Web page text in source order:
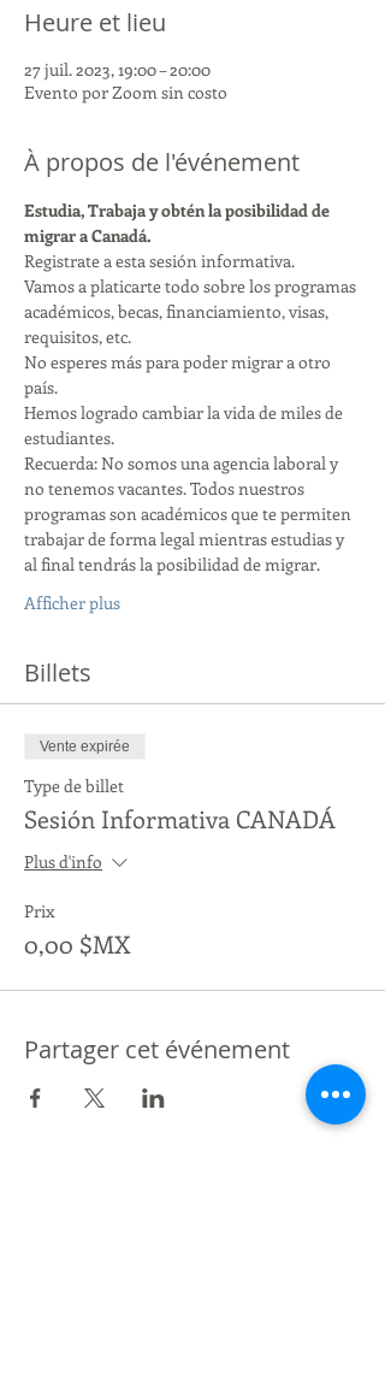
Heure et lieu
27 juil. 2023, 19:00 – 20:00
Evento por Zoom sin costo
À propos de l'événement
Estudia, Trabaja y obtén la posibilidad de
migrar a Canadá.
Registrate a esta sesión informativa.
Vamos a platicarte todo sobre los programas
académicos, becas, financiamiento, visas,
requisitos, etc.
No esperes más para poder migrar a otro
país.
Hemos logrado cambiar la vida de miles de
estudiantes.
Recuerda: No somos una agencia laboral y
no tenemos vacantes. Todos nuestros
programas son académicos que te permiten
trabajar de forma legal mientras estudias y
al final tendrás la posibilidad de migrar.
Afficher plus
Billets
Vente expirée
Type de billet
Sesión Informativa CANADÁ
Plus d'info
Prix
0,00 $MX
Partager cet événement